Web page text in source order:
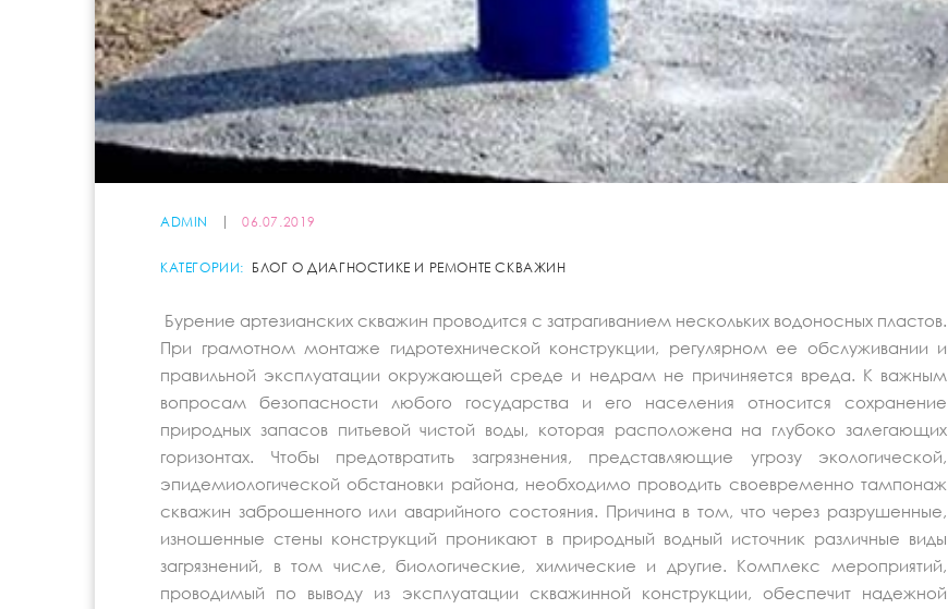
ADMIN 06.07.2019
КАТЕГОРИИ: БЛОГ О ДИАГНОСТИКЕ И РЕМОНТЕ СКВАЖИН
Бурение артезианских скважин проводится с затрагиванием нескольких водоносных пластов.
При грамотном монтаже гидротехнической конструкции, регулярном ее обслуживании и
правильной эксплуатации окружающей среде и недрам не причиняется вреда. К важным
вопросам безопасности любого государства и его населения относится сохранение
природных запасов питьевой чистой воды, которая расположена на глубоко залегающих
горизонтах. Чтобы предотвратить загрязнения, представляющие угрозу экологической,
эпидемиологической обстановки района, необходимо проводить своевременно тампонаж
скважин заброшенного или аварийного состояния. Причина в том, что через разрушенные,
изношенные стены конструкций проникают в природный водный источник различные виды
загрязнений, в том числе, биологические, химические и другие. Комплекс мероприятий,
проводимый по выводу из эксплуатации скважинной конструкции, обеспечит надежной